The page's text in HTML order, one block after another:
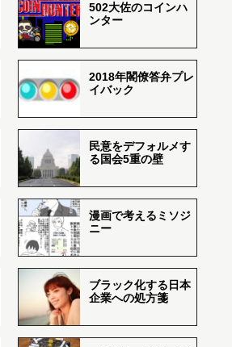
502大佐のコインハ
ンター
2018年閣僚答弁プレ
イバック
民意をデフォルメす
る国会5重の壁
漫画で考えるミソジ
ニー
ブラック化する日本
企業への処方箋